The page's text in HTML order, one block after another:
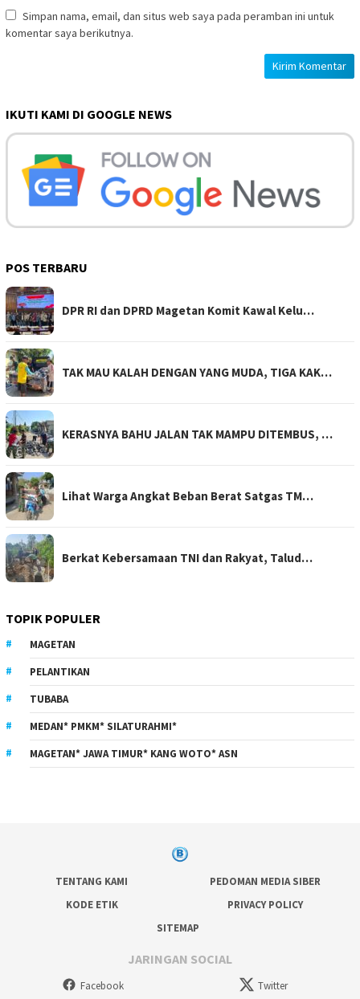
Simpan nama, email, dan situs web saya pada peramban ini untuk
komentar saya berikutnya.
IKUTI KAMI DI GOOGLE NEWS
POS TERBARU
DPR RI dan DPRD Magetan Komit Kawal Kelu…
TAK MAU KALAH DENGAN YANG MUDA, TIGA KAK…
KERASNYA BAHU JALAN TAK MAMPU DITEMBUS, …
Lihat Warga Angkat Beban Berat Satgas TM…
Berkat Kebersamaan TNI dan Rakyat, Talud…
TOPIK POPULER
MAGETAN
PELANTIKAN
TUBABA
MEDAN* PMKM* SILATURAHMI*
MAGETAN* JAWA TIMUR* KANG WOTO* ASN
TENTANG KAMI
PEDOMAN MEDIA SIBER
KODE ETIK
PRIVACY POLICY
SITEMAP
JARINGAN SOCIAL
Facebook Twitter